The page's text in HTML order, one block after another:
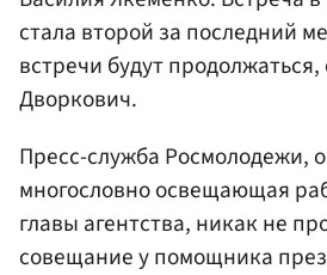
стала второй за последний
встречи будут
Дворкович.
Пресс-служба Росмолодежи,
многословно освещающая
главы агентства, никак не
совещание у помощника